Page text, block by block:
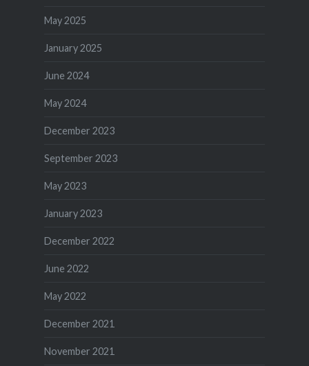
May 2025
January 2025
June 2024
May 2024
December 2023
September 2023
May 2023
January 2023
December 2022
June 2022
May 2022
December 2021
November 2021